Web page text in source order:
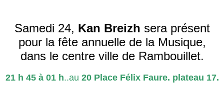
Samedi 24, Kan Breizh sera présent
pour la fête annuelle de la Musique,
dans le centre ville de Rambouillet.
21 h 45 à 01 h..au 20 Place Félix Faure. plateau 17.